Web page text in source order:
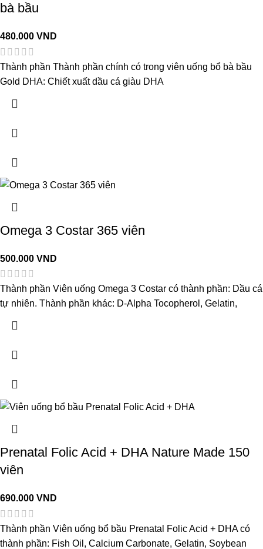
bà bầu
480.000VND
Thành phần Thành phần chính có trong viên uống bổ bà bầu
Gold DHA: Chiết xuất dầu cá giàu DHA
Omega 3 Costar 365 viên
500.000VND
Thành phần Viên uống Omega 3 Costar có thành phần: Dầu cá
tự nhiên. Thành phần khác: D-Alpha Tocopherol, Gelatin,
Prenatal Folic Acid + DHA Nature Made 150
viên
690.000VND
Thành phần Viên uống bổ bầu Prenatal Folic Acid + DHA có
thành phần: Fish Oil, Calcium Carbonate, Gelatin, Soybean